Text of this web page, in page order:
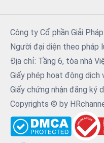
Công ty Cổ phần Giải
Người đại diện theo pháp
Địa chỉ: Tầng 6, tòa nhà
Giấy phép hoạt động dịch
Giấy chứng nhận đăng ký
Copyrights © by